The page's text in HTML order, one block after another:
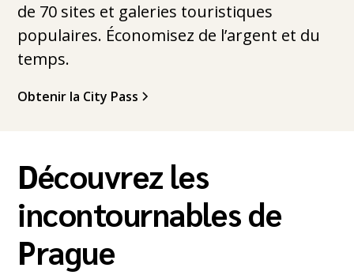
de 70 sites et galeries touristiques
populaires. Économisez de l’argent et du
temps.
Obtenir la City Pass
Découvrez les
incontournables de
Prague